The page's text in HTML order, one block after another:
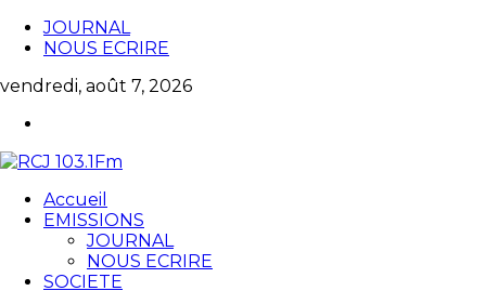
JOURNAL
NOUS ECRIRE
vendredi, août 7, 2026
Accueil
EMISSIONS
JOURNAL
NOUS ECRIRE
SOCIETE